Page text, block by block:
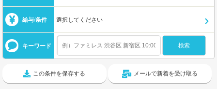
給与/条件 選択してください
キーワード
この条件を保存する メールで新着を受け取る